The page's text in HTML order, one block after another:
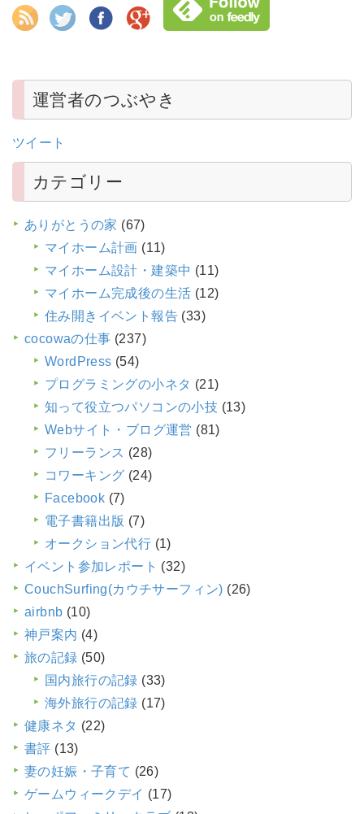
運営者のつぶやき
ツイート
カテゴリー
ありがとうの家 (67)
マイホーム計画 (11)
マイホーム設計・建築中 (11)
マイホーム完成後の生活 (12)
住み開きイベント報告 (33)
cocowaの仕事 (237)
WordPress (54)
プログラミングの小ネタ (21)
知って役立つパソコンの小技 (13)
Webサイト・ブログ運営 (81)
フリーランス (28)
コワーキング (24)
Facebook (7)
電子書籍出版 (7)
オークション代行 (1)
イベント参加レポート (32)
CouchSurfing(カウチサーフィン) (26)
airbnb (10)
神戸案内 (4)
旅の記録 (50)
国内旅行の記録 (33)
海外旅行の記録 (17)
健康ネタ (22)
書評 (13)
妻の妊娠・子育て (26)
ゲームウィークデイ (17)